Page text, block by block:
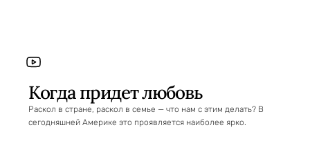
Когда придет любовь
Раскол в стране, раскол в семье — что нам с этим делать? В
сегодняшней Америке это проявляется наиболее ярко.